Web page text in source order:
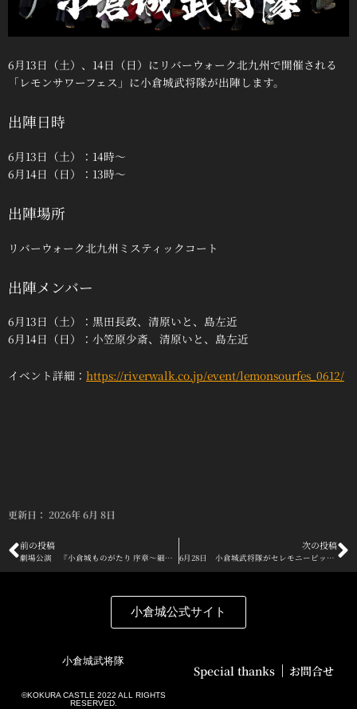
6月13日（土）、14日（日）にリバーウォーク北九州で開催される
「レモンサワーフェス」に小倉城武将隊が出陣します。
出陣日時
6月13日（土）：14時～
6月14日（日）：13時～
出陣場所
リバーウォーク北九州ミスティックコート
出陣メンバー
6月13日（土）：黒田長政、清原いと、島左近
6月14日（日）：小笠原少斎、清原いと、島左近
イベント詳細： https://riverwalk.co.jp/event/lemonsourfes_0612/
更新日： 2026年 6月 8日
Prev
前の投稿
劇場公演 『小倉城ものがたり 序章〜細川忠興列伝〜』ロビー開場時間のご案内
次の投稿
6月28日 小倉城武将隊がセレモニーピッチと演舞で北九州下関フェニックスの試合を盛り上げます!!
小倉城公式サイト
小倉城武将隊
©️KOKURA CASTLE 2022 ALL RIGHTS
RESERVED.
Special thanks お問合せ